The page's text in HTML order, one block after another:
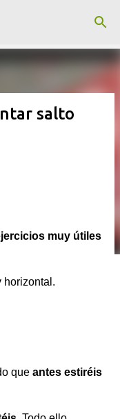
salto
muy útiles
horizontal.
que antes estiréis